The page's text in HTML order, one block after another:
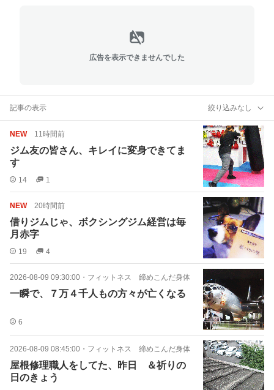
広告を表示できませんでした
記事の表示 絞り込みなし
NEW 11時間前
ジム友の皆さん、キレイに変身できてま
す
14 1
NEW 20時間前
借りジムじゃ、ボクシングジム経営は毎
月赤字
19 4
2026-08-09 09:30:00 ・ フィットネス 締めこんだ身体
一瞬で、７万４千人もの方々が亡くなる
6
2026-08-09 08:45:00 ・ フィットネス 締めこんだ身体
屋根修理職人をしてた、昨日 ＆祈りの
日のきょう